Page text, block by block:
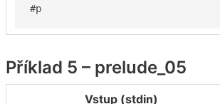
#p
Příklad 5 – prelude_05
Vstup (stdin)